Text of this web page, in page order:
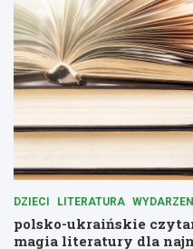
DZIECI LITERATURA
polsko-ukraińskie
magia literatury dla